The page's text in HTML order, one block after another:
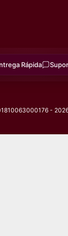
Rápida
-